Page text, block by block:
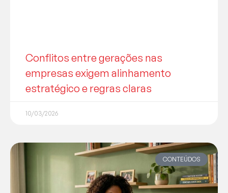
Conflitos entre gerações nas
empresas exigem alinhamento
estratégico e regras claras
10/03/2026
CONTEÚDOS